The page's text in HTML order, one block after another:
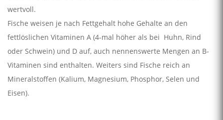
wertvoll.
Fische weisen je nach Fettgehalt hohe Gehalte an den
fettlöslichen Vitaminen A (4-mal höher als bei Huhn, Rind
oder Schwein) und D auf, auch nennenswerte Mengen an B-
Vitaminen sind enthalten. Weiters sind Fische reich an
Mineralstoffen (Kalium, Magnesium, Phosphor, Selen und
Eisen).